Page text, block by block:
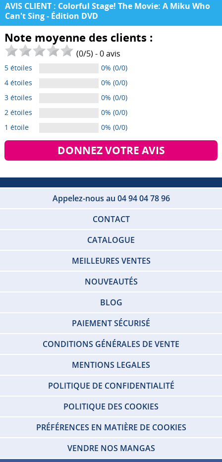
AVIS CLIENT : Colorful Stage! The Movie: A Miku Who
Can't Sing - Édition DVD
Note moyenne des clients :
(0/5) -0avis
5 étoiles
0% (0/0)
4 étoiles
0% (0/0)
3 étoiles
0% (0/0)
2 étoiles
0% (0/0)
1 étoile
0% (0/0)
DONNEZ VOTRE AVIS
Appelez-nous au 04 94 04 78 96
CONTACT
CATALOGUE
MEILLEURES VENTES
NOUVEAUTÉS
BLOG
PAIEMENT SÉCURISÉ
CONDITIONS GÉNÉRALES DE VENTE
MENTIONS LEGALES
POLITIQUE DE CONFIDENTIALITÉ
POLITIQUE DES COOKIES
PRÉFÉRENCES EN MATIÈRE DE COOKIES
VENDRE NOS MANGAS